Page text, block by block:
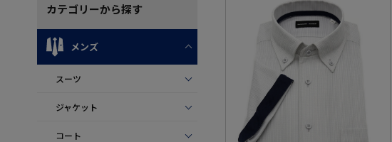
カテゴリーから探す
メンズ
スーツ
ジャケット
コート